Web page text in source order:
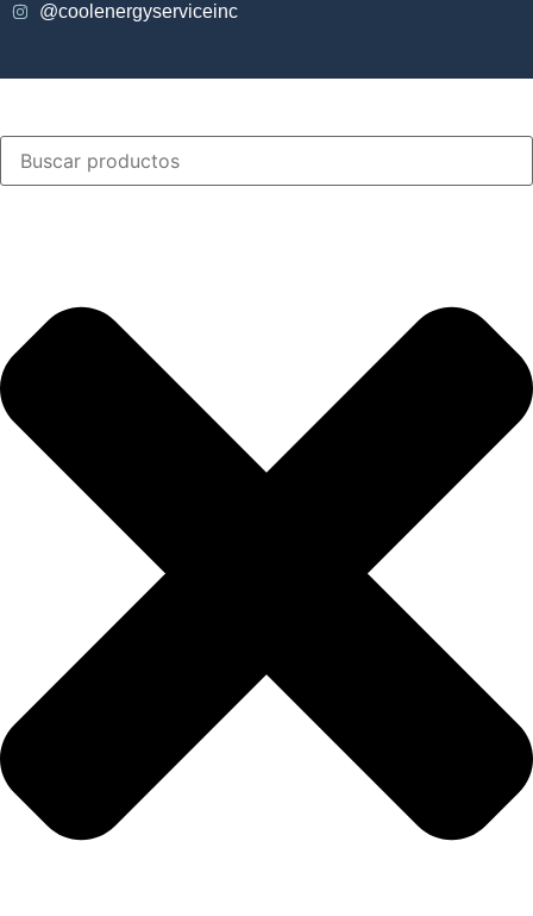
@coolenergyserviceinc